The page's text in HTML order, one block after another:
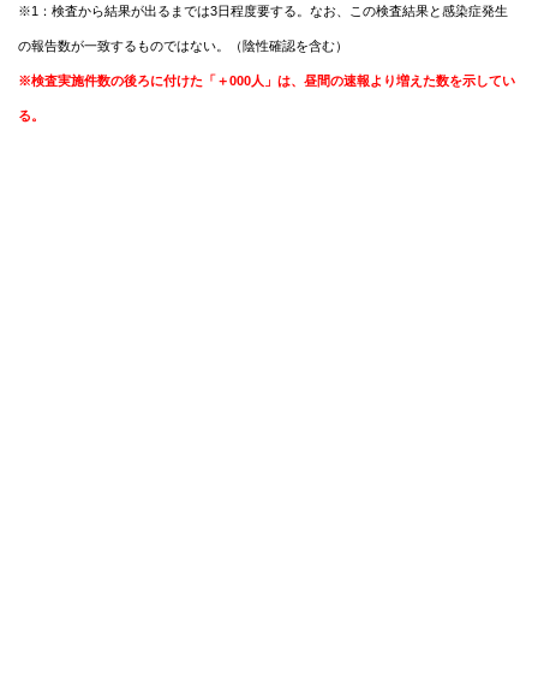
※1：検査から結果が出るまでは3日程度要する。なお、この検査結果と感染症発生
の報告数が一致するものではない。（陰性確認を含む）
※検査実施件数の後ろに付けた「＋000人」は、昼間の速報より増えた数を示してい
る。